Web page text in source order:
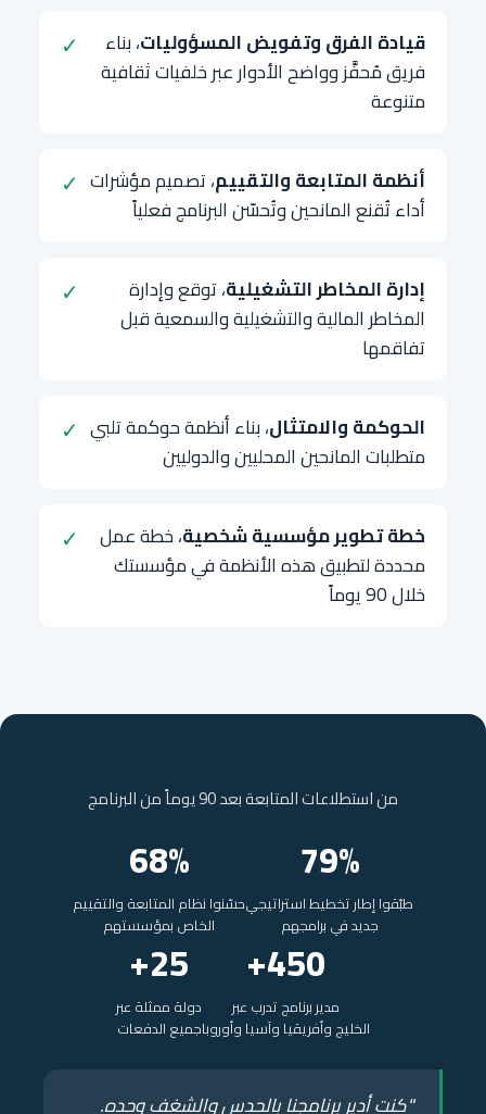
✓ قيادة الفرق وتفويض المسؤوليات، بناء
فريق مُحفَّز وواضح الأدوار عبر خلفيات ثقافية
متنوعة
✓ أنظمة المتابعة والتقييم، تصميم مؤشرات
أداء تُقنع المانحين وتُحسّن البرنامج فعلياً
✓ إدارة المخاطر التشغيلية، توقع وإدارة
المخاطر المالية والتشغيلية والسمعية قبل
تفاقمها
✓ الحوكمة والامتثال، بناء أنظمة حوكمة تلبي
متطلبات المانحين المحليين والدوليين
✓ خطة تطوير مؤسسية شخصية، خطة عمل
محددة لتطبيق هذه الأنظمة في مؤسستك
خلال 90 يوماً
من استطلاعات المتابعة بعد 90 يوماً من البرنامج
79%
طبّقوا إطار تخطيط استراتيجي
جديد في برامجهم
68%
حسّنوا نظام المتابعة والتقييم
الخاص بمؤسستهم
450+
مدير برنامج تدرب عبر
الخليج وأفريقيا وآسيا وأوروبا
25+
دولة ممثلة عبر
جميع الدفعات
"كنت أدير برنامجنا بالحدس والشغف وحده.